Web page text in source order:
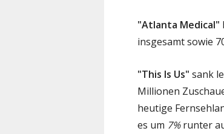
"Atlanta Medical"
insgesamt sowie
"This Is Us" sank
Millionen
heutige
es um 7%runter